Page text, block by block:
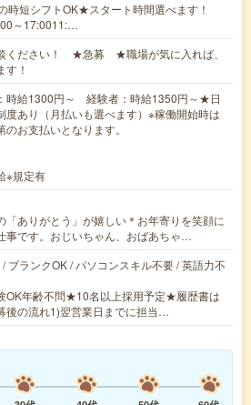
時短シフトOK★スタート時間選べます！
～17:0011:…
ください！ ★急募 ★職場が気に入れば、
す！
時給1300円～ 経験者：時給1350円～★日
度あり（月払いも選べます）※稼働開始時は
お支払いとなります。
※規定有
「ありがとう」が嬉しい＊お年寄りを笑顔に
事です。おじいちゃん、おばあちゃ…
ブランクOK / パソコンスキル不要 / 英語力不
OK年齢不問★10名以上採用予定★履歴書は
後の流れ1)翌営業日までに担当…